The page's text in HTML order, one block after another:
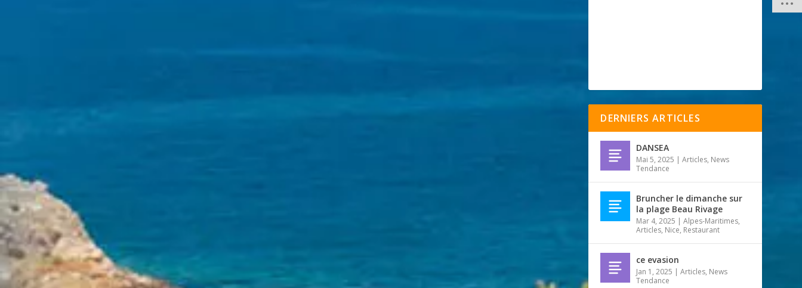
DERNIERS ARTICLES
DANSEA
Mai 5, 2025 |Articles, News
Tendance
Bruncher le dimanche sur
la plage Beau Rivage
Mar 4, 2025 |Alpes-Maritimes,
Articles, Nice, Restaurant
ce evasion
Jan 1, 2025 |Articles, News
Tendance